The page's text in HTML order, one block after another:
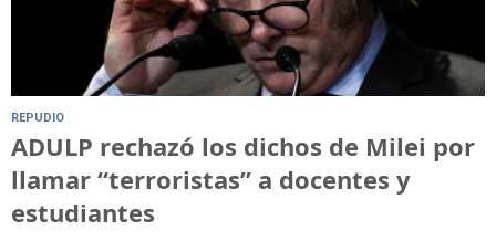
REPUDIO
ADULP rechazó los dichos de Milei por
llamar “terroristas” a docentes y
estudiantes